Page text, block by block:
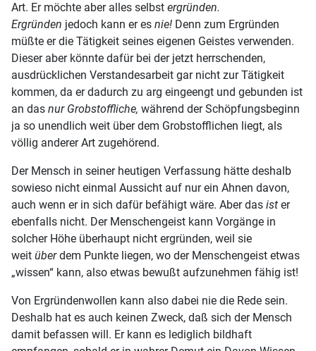
Art. Er möchte aber alles selbst ergründen.
Ergründen jedoch kann er es nie! Denn zum Ergründen
müßte er die Tätigkeit seines eigenen Geistes verwenden.
Dieser aber könnte dafür bei der jetzt herrschenden,
ausdrücklichen Verstandesarbeit gar nicht zur Tätigkeit
kommen, da er dadurch zu arg eingeengt und gebunden ist
an das nur Grobstoffliche, während der Schöpfungsbeginn
ja so unendlich weit über dem Grobstofflichen liegt, als
völlig anderer Art zugehörend.
Der Mensch in seiner heutigen Verfassung hätte deshalb
sowieso nicht einmal Aussicht auf nur ein Ahnen davon,
auch wenn er in sich dafür befähigt wäre. Aber das ist er
ebenfalls nicht. Der Menschengeist kann Vorgänge in
solcher Höhe überhaupt nicht ergründen, weil sie
weit überdem Punkte liegen, wo der Menschengeist etwas
„wissen“ kann, also etwas bewußt aufzunehmen fähig ist!
Von Ergründenwollen kann also dabei nie die Rede sein.
Deshalb hat es auch keinen Zweck, daß sich der Mensch
damit befassen will. Er kann es lediglich bildhaft